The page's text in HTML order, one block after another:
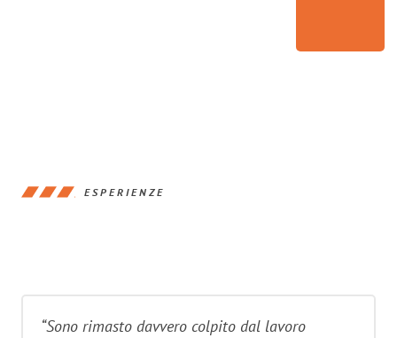
ESPERIENZE
“Sono rimasto davvero colpito dal lavoro